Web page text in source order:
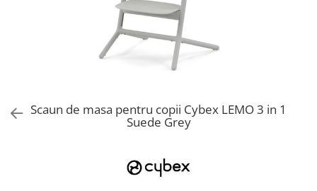
PAPUSI
Scaun de masa pentru copii Cybex LEMO 3 in 1
Suede Grey